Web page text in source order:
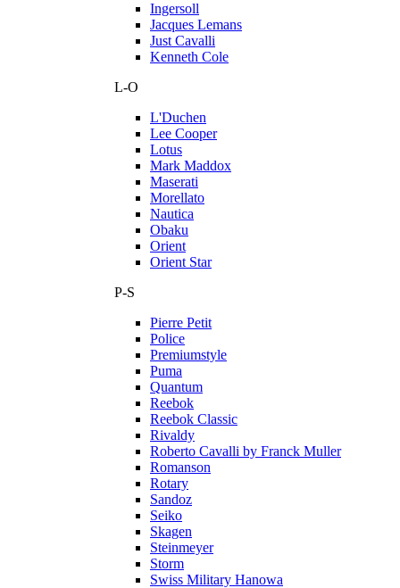
Ingersoll
Jacques Lemans
Just Cavalli
Kenneth Cole
L-O
L'Duchen
Lee Cooper
Lotus
Mark Maddox
Maserati
Morellato
Nautica
Obaku
Orient
Orient Star
P-S
Pierre Petit
Police
Premiumstyle
Puma
Quantum
Reebok
Reebok Classic
Rivaldy
Roberto Cavalli by Franck Muller
Romanson
Rotary
Sandoz
Seiko
Skagen
Steinmeyer
Storm
Swiss Military Hanowa